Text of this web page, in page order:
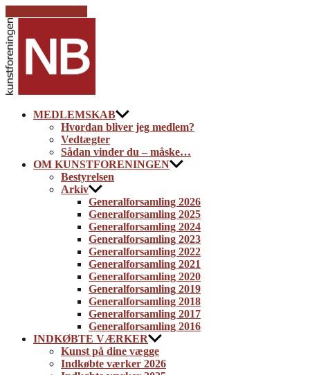
MEDLEMSKAB
Hvordan bliver jeg medlem?
Vedtægter
Sådan vinder du – måske…
OM KUNSTFORENINGEN
Bestyrelsen
Arkiv
Generalforsamling 2026
Generalforsamling 2025
Generalforsamling 2024
Generalforsamling 2023
Generalforsamling 2022
Generalforsamling 2021
Generalforsamling 2020
Generalforsamling 2019
Generalforsamling 2018
Generalforsamling 2017
Generalforsamling 2016
INDKØBTE VÆRKER
Kunst på dine vægge
Indkøbte værker 2026